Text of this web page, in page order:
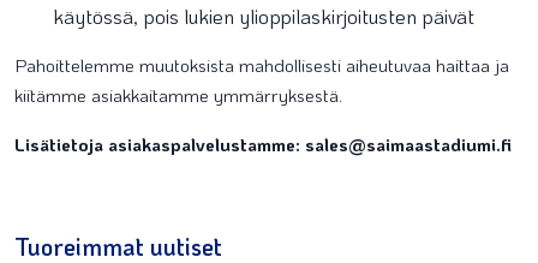
käytössä, pois lukien ylioppilaskirjoitusten päivät
Pahoittelemme muutoksista mahdollisesti aiheutuvaa haittaa ja
kiitämme asiakkaitamme ymmärryksestä.
Lisätietoja asiakaspalvelustamme: sales@saimaastadiumi.fi
Tuoreimmat uutiset